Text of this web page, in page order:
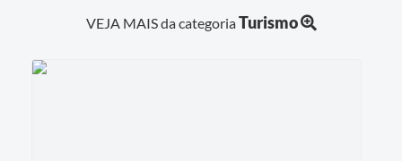
VEJA MAIS da categoriaTurismo